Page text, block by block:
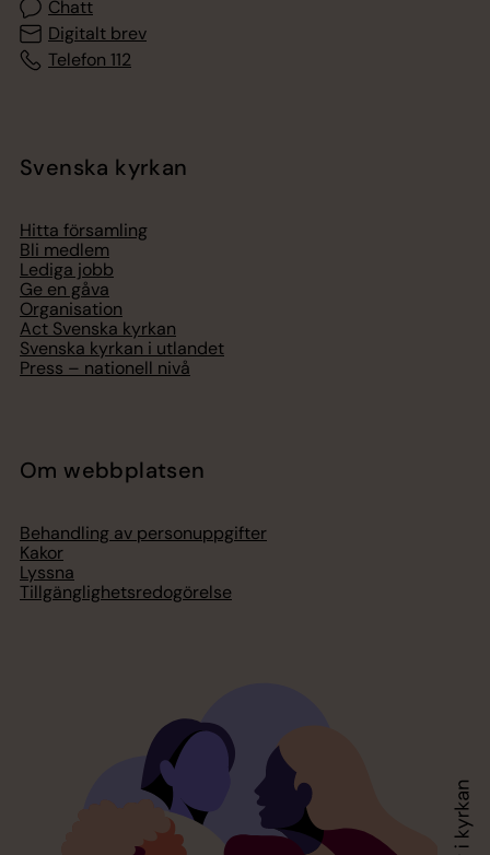
Chatt
Digitalt brev
Telefon 112
Svenska kyrkan
Hitta församling
Bli medlem
Lediga jobb
Ge en gåva
Organisation
Act Svenska kyrkan
Svenska kyrkan i utlandet
Press – nationell nivå
Om webbplatsen
Behandling av personuppgifter
Kakor
Lyssna
Tillgänglighetsredogörelse